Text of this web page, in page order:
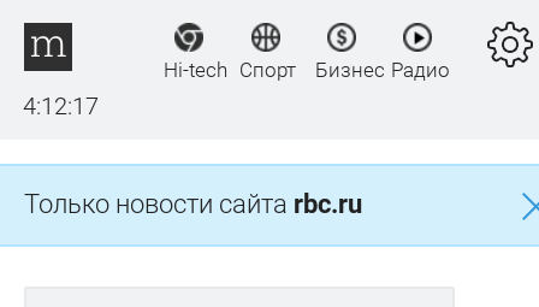
4:12:17
Hi-tech Спорт Бизнес Радио
Только новости сайта rbc.ru